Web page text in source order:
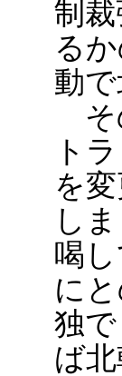
制
る
動
そ
ト
を
し
喝
に
独
ば